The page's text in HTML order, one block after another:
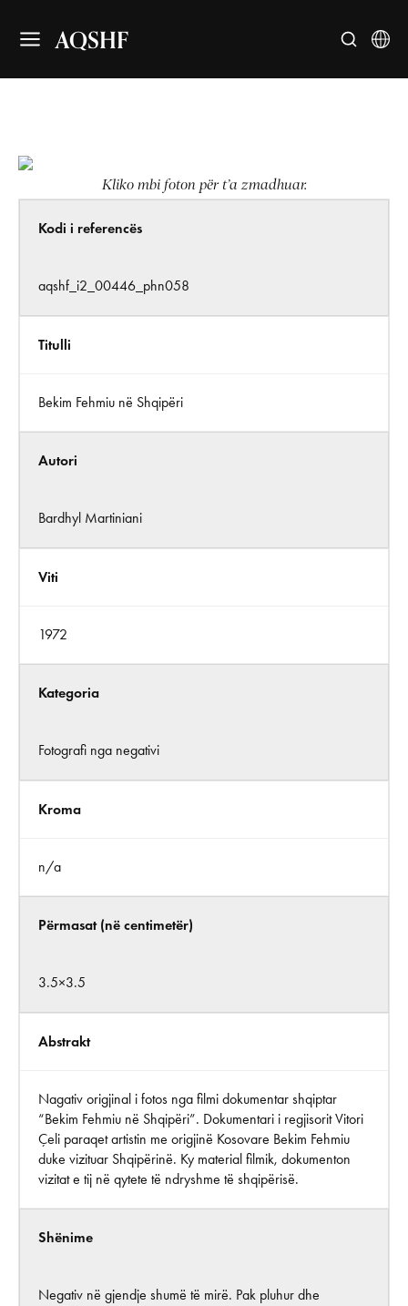
AQSHF
Kliko mbi foton për t’a zmadhuar.
Kodi i referencës
aqshf_i2_00446_phn058
Titulli
Bekim Fehmiu në Shqipëri
Autori
Bardhyl Martiniani
Viti
1972
Kategoria
Fotografi nga negativi
Kroma
n/a
Përmasat (në centimetër)
3.5×3.5
Abstrakt
Nagativ origjinal i fotos nga filmi dokumentar shqiptar
“Bekim Fehmiu në Shqipëri”. Dokumentari i regjisorit Vitori
Çeli paraqet artistin me origjinë Kosovare Bekim Fehmiu
duke vizituar Shqipërinë. Ky material filmik, dokumenton
vizitat e tij në qytete të ndryshme të shqipërisë.
Shënime
Negativ në gjendje shumë të mirë. Pak pluhur dhe